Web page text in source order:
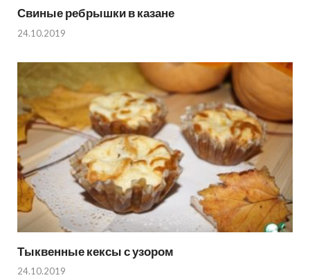
Свиные ребрышки в казане
24.10.2019
Тыквенные кексы с узором
24.10.2019